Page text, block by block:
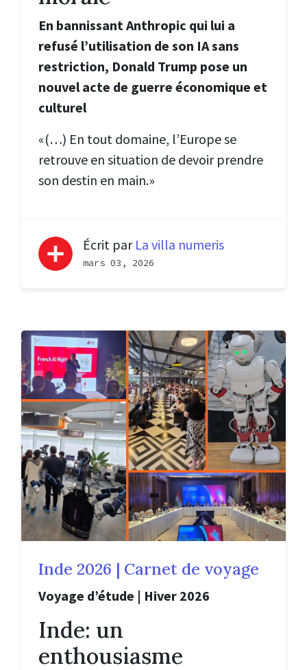
En bannissant Anthropic qui lui a
refusé l’utilisation de son IA sans
restriction, Donald Trump pose un
nouvel acte de guerre économique et
culturel
«(…) En tout domaine, l’Europe se
retrouve en situation de devoir prendre
son destin en main.»
Écrit par La villa numeris
mars 03, 2026
Inde 2026 | Carnet de voyage
Voyage d’étude | Hiver 2026
Inde: un
enthousiasme